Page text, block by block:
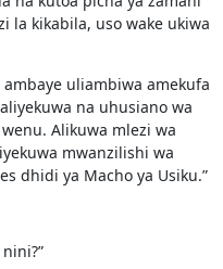
la kikabila, uso wake ukiwa
uliambiwa amekufa
na uhusiano wa
Alikuwa mlezi wa
mwanzilishi wa
dhidi ya Macho ya Usiku.”